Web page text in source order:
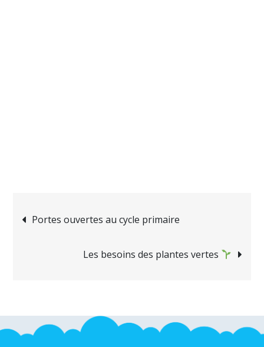
Navigation
Portes ouvertes au cycle primaire
Les besoins des plantes vertes